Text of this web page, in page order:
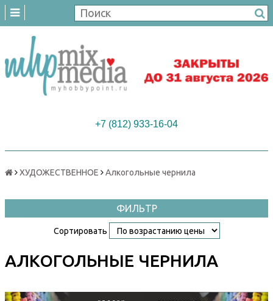
+7 (812) 933-16-04
ХУДОЖЕСТВЕННОЕ Алкогольные чернила
ФИЛЬТР
Сортировать
АЛКОГОЛЬНЫЕ ЧЕРНИЛА